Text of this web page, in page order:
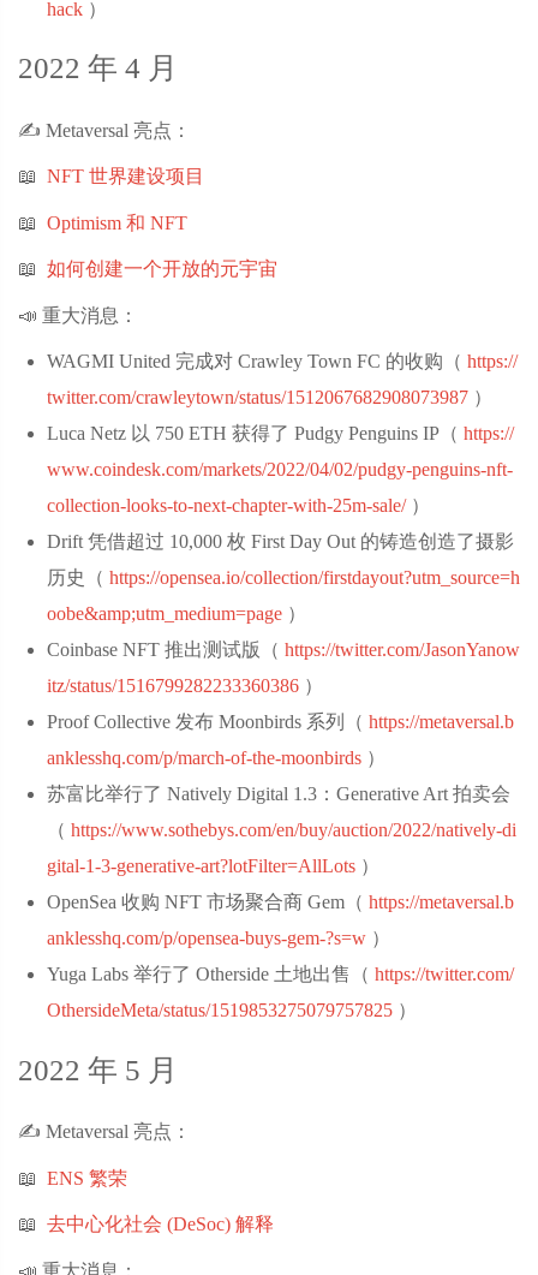
hack ‌）
2022 年 4 月
✍️ Metaversal 亮点：
📖 NFT 世界建设项目
📖 Optimism 和 NFT
📖 如何创建一个开放的元宇宙
📣 重大消息：
WAGMI United 完成对 Crawley Town FC 的收购（ https://
twitter.com/crawleytown/status/1512067682908073987 ‌）
Luca Netz 以 750 ETH 获得了 Pudgy Penguins IP（ https://
www.coindesk.com/markets/2022/04/02/pudgy-penguins-nft-
collection-looks-to-next-chapter-with-25m-sale/ ‌）
Drift 凭借超过 10,000 枚 First Day Out 的铸造创造了摄影
历史（ https://opensea.io/collection/firstdayout?utm_source=h
oobe&amp;utm_medium=page ‌）
Coinbase NFT 推出测试版（ https://twitter.com/JasonYanow
itz/status/1516799282233360386 ‌）
Proof Collective 发布 Moonbirds 系列（ https://metaversal.b
anklesshq.com/p/march-of-the-moonbirds ‌）
苏富比举行了 Natively Digital 1.3：Generative Art 拍卖会
（ https://www.sothebys.com/en/buy/auction/2022/natively-di
gital-1-3-generative-art?lotFilter=AllLots ‌）
OpenSea 收购 NFT 市场聚合商 Gem（ https://metaversal.b
anklesshq.com/p/opensea-buys-gem-?s=w ‌）
Yuga Labs 举行了 Otherside 土地出售（ https://twitter.com/
OthersideMeta/status/1519853275079757825 ‌）
2022 年 5 月
✍️ Metaversal 亮点：
📖 ENS 繁荣
📖 去中心化社会 (DeSoc) 解释
📣 重大消息：